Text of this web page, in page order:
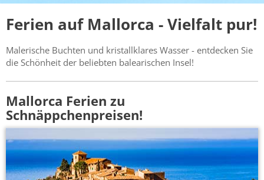
Ferien auf Mallorca - Vielfalt pur!
Malerische Buchten und kristallklares Wasser - entdecken Sie
die Schönheit der beliebten balearischen Insel!
Mallorca Ferien zu
Schnäppchenpreisen!